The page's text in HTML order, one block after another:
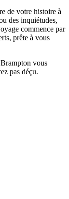
de votre histoire à
des inquiétudes,
commence par
prête à vous
vous
pas déçu.